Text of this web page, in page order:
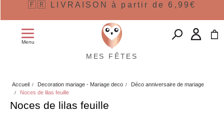
🇫🇷 LIVRAISON à partir de 6,99€
Menu
MES FÊTES
Accueil Decoration mariage - Mariage deco
Déco anniversaire de mariage
Noces de lilas feuille
Noces de lilas feuille